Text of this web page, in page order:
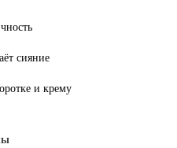
сияние
и крему